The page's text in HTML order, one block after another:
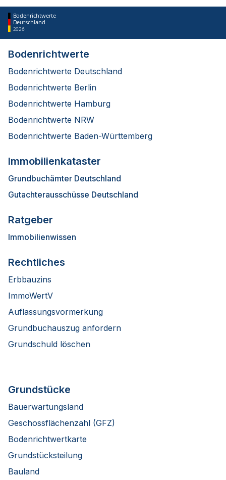
Bodenrichtwerte
Deutschland
2026
Bodenrichtwerte
Bodenrichtwerte Deutschland
Bodenrichtwerte Berlin
Bodenrichtwerte Hamburg
Bodenrichtwerte NRW
Bodenrichtwerte Baden-Württemberg
Immobilienkataster
Grundbuchämter Deutschland
Gutachterausschüsse Deutschland
Ratgeber
Immobilienwissen
Rechtliches
Erbbauzins
ImmoWertV
Auflassungsvormerkung
Grundbuchauszug anfordern
Grundschuld löschen
Grundstücke
Bauerwartungsland
Geschossflächenzahl (GFZ)
Bodenrichtwertkarte
Grundstücksteilung
Bauland